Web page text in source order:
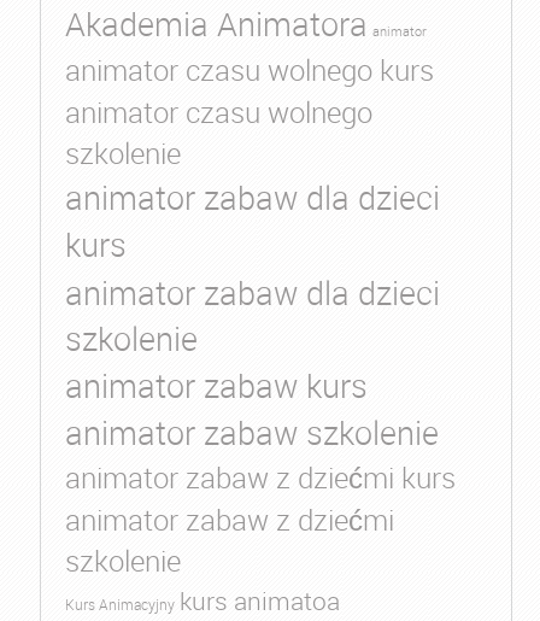
Akademia Animatora animator
animator czasu wolnego kurs
animator czasu wolnego
szkolenie
animator zabaw dla dzieci
kurs
animator zabaw dla dzieci
szkolenie
animator zabaw kurs
animator zabaw szkolenie
animator zabaw z dziećmi kurs
animator zabaw z dziećmi
szkolenie
Kurs Animacyjny kurs animatoa